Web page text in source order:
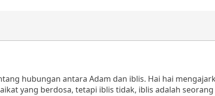
hubungan antara Adam dan iblis. Hai hai
yang berdosa, tetapi iblis tidak, iblis adalah seorang